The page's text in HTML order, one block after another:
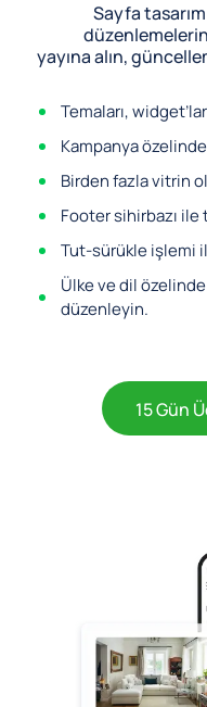
Sayfa
yayına alın,
Temaları,
Kampanya
Birden fazla vitrin
Footer sihirbazı ile
Tut-sürükle işlemi
Ülke ve dil özelinde
düzenleyin.
15 Gün